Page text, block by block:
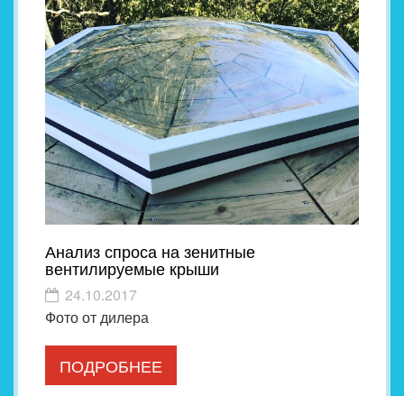
Анализ спроса на зенитные
вентилируемые крыши
24.10.2017
Фото от дилера
ПОДРОБНЕЕ